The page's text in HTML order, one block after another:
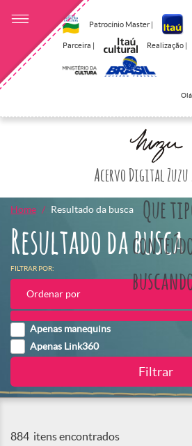
Patrocínio Master |
Parceira | Realização |
Acervo Digital Zuzu
Que
Home Resultado da busca
Resultado da busca
FILTRAR POR:
Ordenar por
Apenas manequins
Apenas Link360
884 itens encontrados